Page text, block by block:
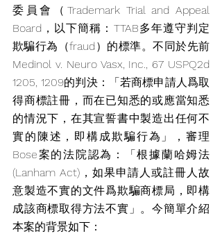
委員會（Trademark Trial and Appeal
Board，以下簡稱：TTAB多年遵守判定
欺騙行為（fraud）的標準。不同於先前
Medinol v. Neuro Vasx, Inc., 67 USPQ2d
1205, 1209的判決：「若商標申請人爲取
得商標註冊，而在已知悉的或應當知悉
的情況下，在其宣誓書中製造出任何不
實的陳述，即構成欺騙行為」，審理
Bose案的法院認為：「根據蘭哈姆法
(Lanham Act)，如果申請人或註冊人故
意製造不實的文件爲欺騙商標局，即構
成該商標取得方法不實」。今簡單介紹
本案的背景如下：